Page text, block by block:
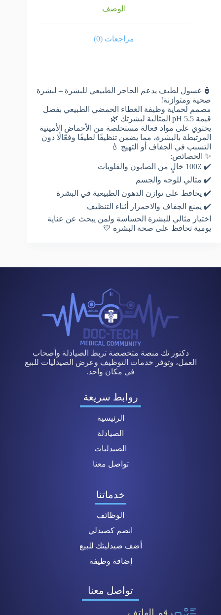
الوصف
مراجعات (0)
🧴 غسول لطيف يدعم الحاجز الطبيعي للبشرة – لبشرة
صحية ومتوازنة!
مصمم لحماية وظيفة الغطاء الحمضي الطبيعي بفضل
قيمة pH 5.5 المثالية لبشرتك 🌿
يحتوي على مواد فعالة مستخلصة من الأحماض الأمينية
المرتبطة بالبشرة، مما يضمن تنظيفًا لطيفًا وفعّالًا دون
التسبب في الجفاف أو التهيج 💧
✨ الخصائص:
✔️ 100٪ خالٍ من الصابون والقلويات
✔️ مثالي للوجه والجسم
✔️ يحافظ على توازن الدهون الطبيعية في البشرة
✔️ يمنع الجفاف والاحمرار أثناء التنظيف
اختيار مثالي للبشرة الحساسة ولمن يبحث عن عناية
يومية تحافظ على صحة البشرة 💙
دكتور تك منصة متخصصة تربط الصيادلة وأصحاب
العمل، وتوفر خدمات التوظيف وعرض الصيدليات للبيع
في مكان واحد.
روابط سريعة
الرئيسية
الصيادلة
الصيدليات
تواصل معنا
خدماتنا
الوظائف
انضم كصيدلي
أضف صيدليتك للبيع
إضافة وظيفة
تواصل معنا
رقم الهاتف